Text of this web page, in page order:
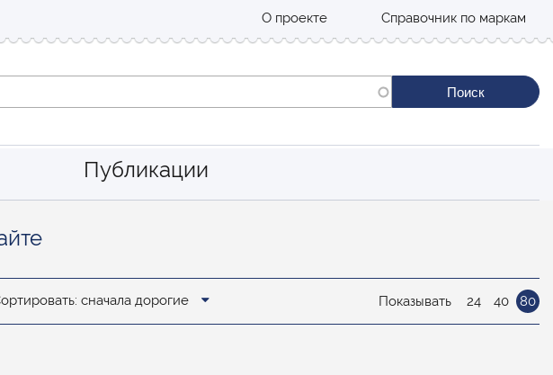
О проекте Справочник по маркам
Публикации
сначала дорогие Показывать 24 40 80